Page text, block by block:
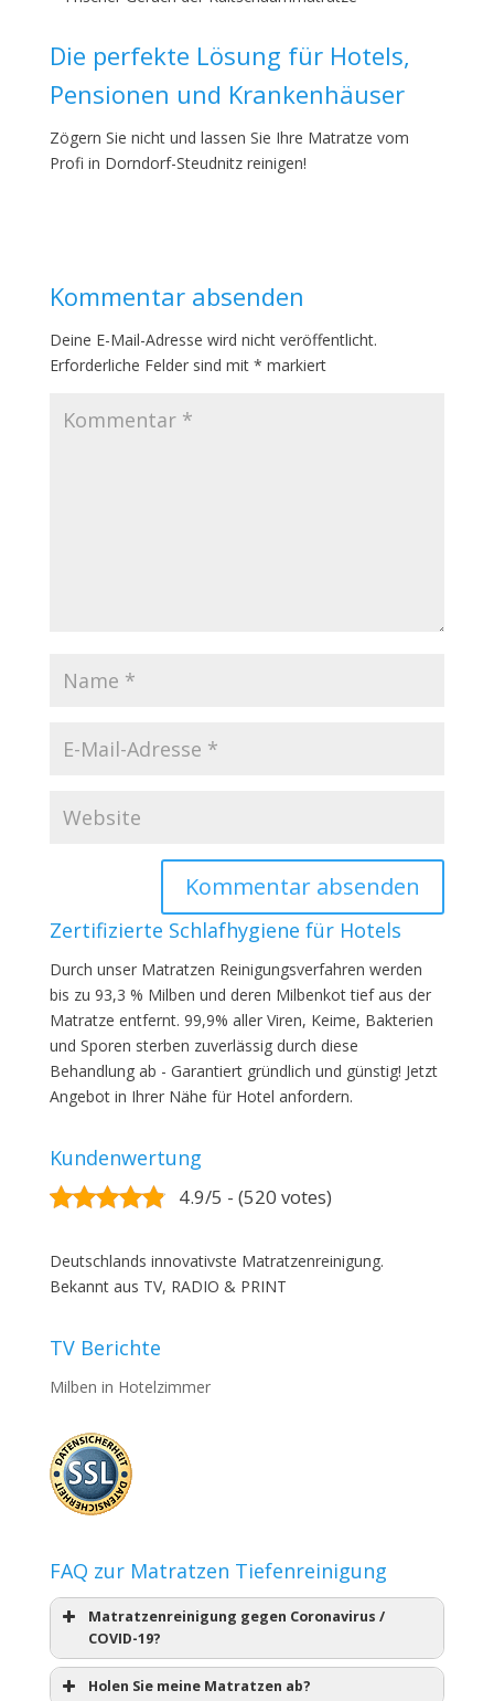
Die perfekte Lösung für Hotels,
Pensionen und Krankenhäuser
Zögern Sie nicht und lassen Sie Ihre Matratze vom
Profi in Dorndorf-Steudnitz reinigen!
Kommentar absenden
Deine E-Mail-Adresse wird nicht veröffentlicht.
Erforderliche Felder sind mit * markiert
Zertifizierte Schlafhygiene für Hotels
Durch unser Matratzen Reinigungsverfahren werden
bis zu 93,3 % Milben und deren Milbenkot tief aus der
Matratze entfernt. 99,9% aller Viren, Keime, Bakterien
und Sporen sterben zuverlässig durch diese
Behandlung ab - Garantiert gründlich und günstig! Jetzt
Angebot in Ihrer Nähe für Hotel anfordern.
Kundenwertung
4.9/5 - (520 votes)
Deutschlands innovativste Matratzenreinigung.
Bekannt aus TV, RADIO & PRINT
TV Berichte
Milben in Hotelzimmer
FAQ zur Matratzen Tiefenreinigung
Matratzenreinigung gegen Coronavirus /
COVID-19?
Holen Sie meine Matratzen ab?